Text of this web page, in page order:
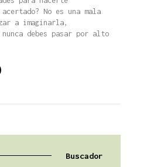
No es una mala
a imaginarla,
debes pasar por alto
Buscador